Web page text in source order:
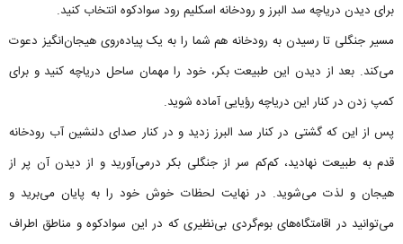
برای دیدن دریاچه سد البرز و رودخانه اسکلیم رود سوادکوه انتخاب کنید.
مسیر جنگلی تا رسیدن به رودخانه هم شما را به یک پیاده‌روی هیجان‌انگیز دعوت
می‌کند. بعد از دیدن این طبیعت بکر، خود را مهمان ساحل دریاچه کنید و برای
کمپ زدن در کنار این دریاچه رؤیایی آماده شوید.
پس از این که گشتی در کنار سد البرز زدید و در کنار صدای دلنشین آب رودخانه
قدم به طبیعت نهادید، کم‌کم سر از جنگلی بکر درمی‌آورید و از دیدن آن پر از
هیجان و لذت می‌شوید. در نهایت لحظات خوش خود را به پایان می‌برید و
می‌توانید در اقامتگاه‌های بوم‌گردی بی‌نظیری که در این سوادکوه و مناطق اطراف